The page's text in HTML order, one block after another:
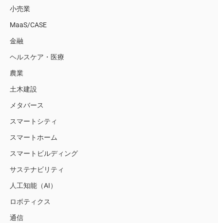
小売業
MaaS/CASE
金融
ヘルスケア・医療
農業
土木建設
メタバース
スマートシティ
スマートホーム
スマートビルディング
サステナビリティ
人工知能（AI）
ロボティクス
通信